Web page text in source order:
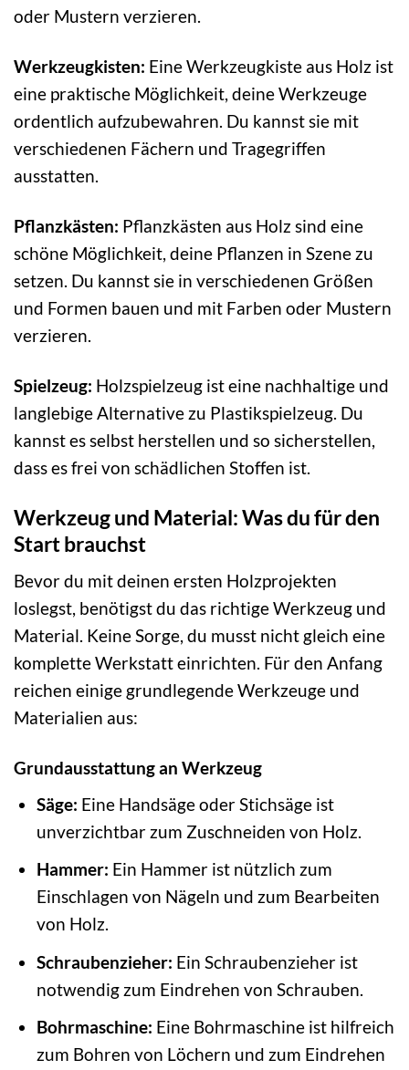
oder Mustern verzieren.
Werkzeugkisten: Eine Werkzeugkiste aus Holz ist
eine praktische Möglichkeit, deine Werkzeuge
ordentlich aufzubewahren. Du kannst sie mit
verschiedenen Fächern und Tragegriffen
ausstatten.
Pflanzkästen: Pflanzkästen aus Holz sind eine
schöne Möglichkeit, deine Pflanzen in Szene zu
setzen. Du kannst sie in verschiedenen Größen
und Formen bauen und mit Farben oder Mustern
verzieren.
Spielzeug: Holzspielzeug ist eine nachhaltige und
langlebige Alternative zu Plastikspielzeug. Du
kannst es selbst herstellen und so sicherstellen,
dass es frei von schädlichen Stoffen ist.
Werkzeug und Material: Was du für den
Start brauchst
Bevor du mit deinen ersten Holzprojekten
loslegst, benötigst du das richtige Werkzeug und
Material. Keine Sorge, du musst nicht gleich eine
komplette Werkstatt einrichten. Für den Anfang
reichen einige grundlegende Werkzeuge und
Materialien aus:
Grundausstattung an Werkzeug
Säge: Eine Handsäge oder Stichsäge ist
unverzichtbar zum Zuschneiden von Holz.
Hammer: Ein Hammer ist nützlich zum
Einschlagen von Nägeln und zum Bearbeiten
von Holz.
Schraubenzieher: Ein Schraubenzieher ist
notwendig zum Eindrehen von Schrauben.
Bohrmaschine: Eine Bohrmaschine ist hilfreich
zum Bohren von Löchern und zum Eindrehen